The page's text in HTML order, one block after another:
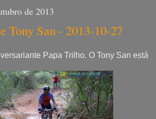
de 2013
Tony San - 2013-10-27
Papa Trilho. O Tony San está